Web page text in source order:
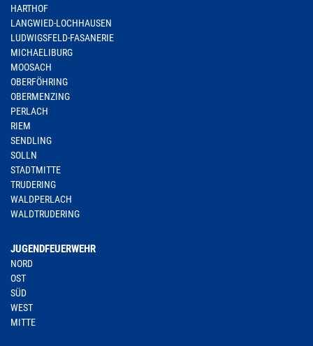
HARTHOF
LANGWIED-LOCHHAUSEN
LUDWIGSFELD-FASANERIE
MICHAELIBURG
MOOSACH
OBERFÖHRING
OBERMENZING
PERLACH
RIEM
SENDLING
SOLLN
STADTMITTE
TRUDERING
WALDPERLACH
WALDTRUDERING
JUGENDFEUERWEHR
NORD
OST
SÜD
WEST
MITTE